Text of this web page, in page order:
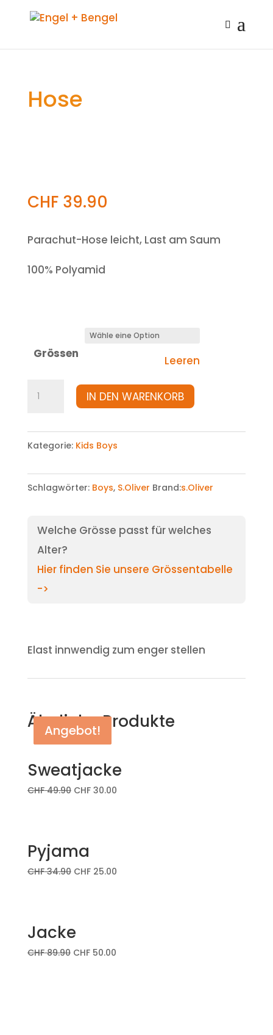
Hose
CHF39.90
Parachut-Hose leicht, Last am Saum
100% Polyamid
Grössen
Leeren
Hose
IN DEN WARENKORB
Kategorie: Kids Boys
Schlagwörter: Boys, S.Oliver Brand:s.Oliver
Welche Grösse passt für welches
Alter?
Hier finden Sie unsere Grössentabelle
->
Elast innwendig zum enger stellen
Ähnliche Produkte
Angebot!
Sweatjacke
CHF49.90 CHF30.00
Angebot!
Pyjama
CHF34.90 CHF25.00
Angebot!
Jacke
CHF89.90 CHF50.00